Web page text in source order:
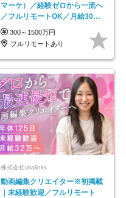
マーケ）／経験ゼロから一流へ
／フルリモートOK／月給30万
円～／年休130日以上
300～1500万円
フルリモートあり
株式会社viralinks
動画編集クリエイター※初掲載
｜未経験歓迎／フルリモート